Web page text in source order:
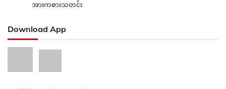
အားကစားသတင်း
Download App